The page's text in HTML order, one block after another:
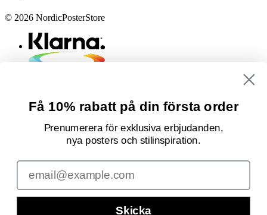
© 2026 NordicPosterStore
Få 10% rabatt på din första order
Prenumerera för exklusiva erbjudanden,
nya posters och stilinspiration.
Email
Skicka